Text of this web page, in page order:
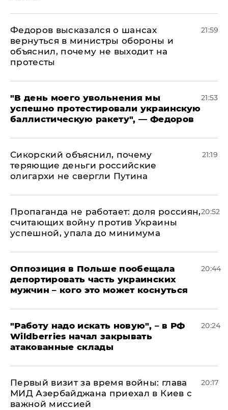
Федоров высказался о шансах
вернуться в министры обороны и
объяснил, почему не выходит на
протесты
21:59
​"В день моего увольнения мы
успешно протестировали украинскую
баллистическую ракету", — Федоров
21:53
Сикорский объяснил, почему
теряющие деньги российские
олигархи не свергли Путина
21:19
​Пропаганда не работает: доля россиян,
считающих войну против Украины
успешной, упала до минимума
20:52
Оппозиция в Польше пообещала
депортировать часть украинских
мужчин – кого это может коснуться
20:44
"Работу надо искать новую", – в РФ
Wildberries начал закрывать
атакованные склады
20:24
Первый визит за время войны: глава
МИД Азербайджана приехал в Киев с
важной миссией
20:17